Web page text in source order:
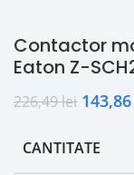
Contactor
Eaton Z-
226,49lei 143,86
CANTITATE